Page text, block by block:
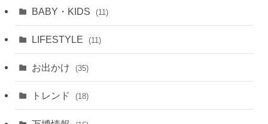
BABY・KIDS (11)
LIFESTYLE (11)
お出かけ (35)
トレンド (18)